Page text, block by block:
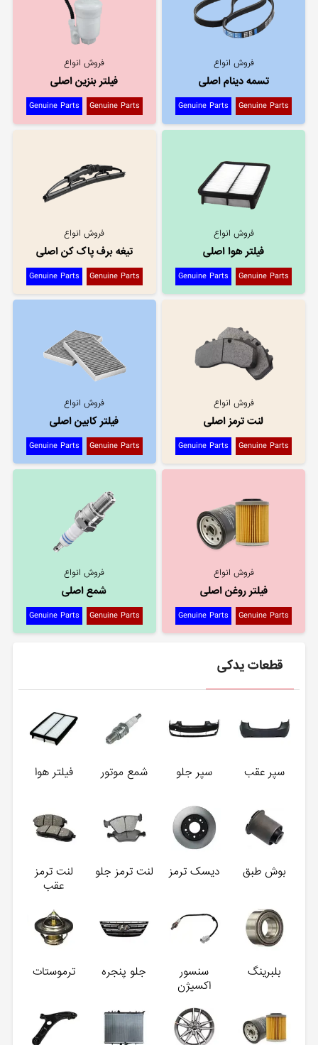
فروش انواع
تسمه دینام اصلی
Genuine Parts
Genuine Parts
فروش انواع
فیلتر بنزین اصلی
Genuine Parts
Genuine Parts
فروش انواع
فیلتر هوا اصلی
Genuine Parts
Genuine Parts
فروش انواع
تیغه برف پاک کن اصلی
Genuine Parts
Genuine Parts
فروش انواع
لنت ترمز اصلی
Genuine Parts
Genuine Parts
فروش انواع
فیلتر کابین اصلی
Genuine Parts
Genuine Parts
فروش انواع
فیلتر روغن اصلی
Genuine Parts
Genuine Parts
فروش انواع
شمع اصلی
Genuine Parts
Genuine Parts
قطعات یدکی
سپر عقب سپر جلو شمع موتور فیلتر هوا
بوش طبق دیسک ترمز لنت ترمز جلو
لنت ترمز
عقب
بلبرینگ
سنسور
اکسیژن
جلو پنجره ترموستات